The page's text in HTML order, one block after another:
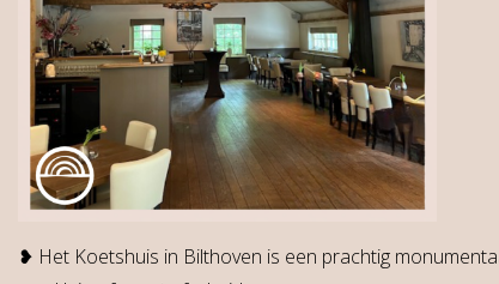
❥ Het Koetshuis in Bilthoven is een prachtig